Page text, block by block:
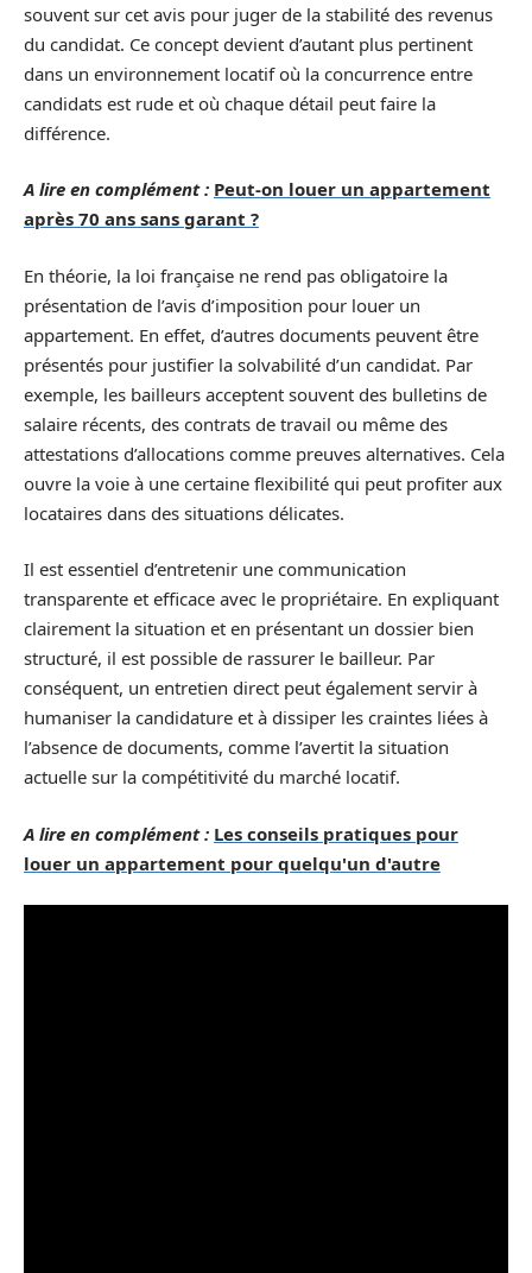
souvent sur cet avis pour juger de la stabilité des revenus
du candidat. Ce concept devient d’autant plus pertinent
dans un environnement locatif où la concurrence entre
candidats est rude et où chaque détail peut faire la
différence.
A lire en complément : Peut-on louer un appartement
après 70 ans sans garant ?
En théorie, la loi française ne rend pas obligatoire la
présentation de l’avis d’imposition pour louer un
appartement. En effet, d’autres documents peuvent être
présentés pour justifier la solvabilité d’un candidat. Par
exemple, les bailleurs acceptent souvent des bulletins de
salaire récents, des contrats de travail ou même des
attestations d’allocations comme preuves alternatives. Cela
ouvre la voie à une certaine flexibilité qui peut profiter aux
locataires dans des situations délicates.
Il est essentiel d’entretenir une communication
transparente et efficace avec le propriétaire. En expliquant
clairement la situation et en présentant un dossier bien
structuré, il est possible de rassurer le bailleur. Par
conséquent, un entretien direct peut également servir à
humaniser la candidature et à dissiper les craintes liées à
l’absence de documents, comme l’avertit la situation
actuelle sur la compétitivité du marché locatif.
A lire en complément : Les conseils pratiques pour
louer un appartement pour quelqu'un d'autre